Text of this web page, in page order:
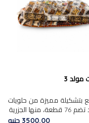
3
بتشكيلة مميزة من حلويات
المولد تضم 76 قطعة، منها الجزرية
والبندق، علي باب........
3500.00 جنيه